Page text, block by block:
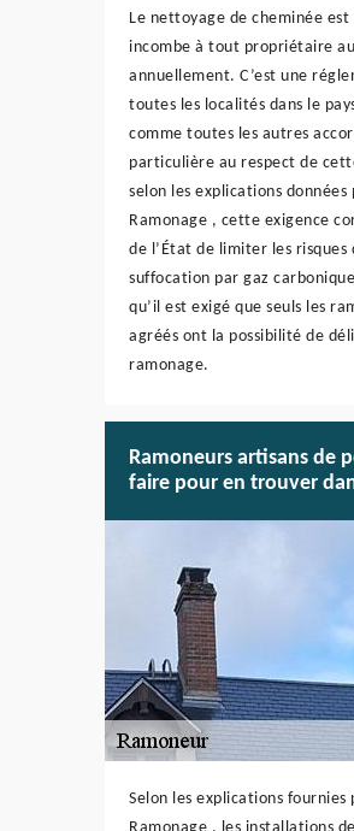
Le nettoyage de cheminée
incombe à tout propriétaire
annuellement. C’est une
toutes les localités dans le
comme toutes les autres
particulière au respect de
selon les explications données
Ramonage , cette exigence
de l’État de limiter les risques
suffocation par gaz
qu’il est exigé que seuls les
agréés ont la possibilité de
ramonage.
Ramoneurs artisans de
faire pour en trouver
Selon les explications fournies